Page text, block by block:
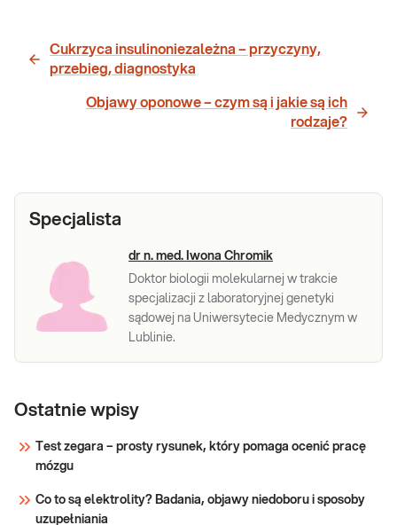
Cukrzyca insulinoniezależna – przyczyny,
przebieg, diagnostyka
Objawy oponowe – czym są i jakie są ich
rodzaje?
Specjalista
dr n. med. Iwona Chromik
Doktor biologii molekularnej w trakcie
specjalizacji z laboratoryjnej genetyki
sądowej na Uniwersytecie Medycznym w
Lublinie.
Ostatnie wpisy
Test zegara – prosty rysunek, który pomaga ocenić pracę
mózgu
Co to są elektrolity? Badania, objawy niedoboru i sposoby
uzupełniania